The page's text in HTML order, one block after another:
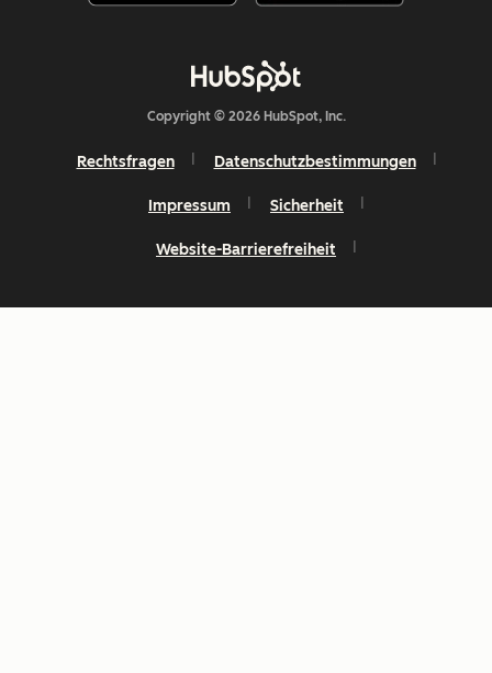
Copyright © 2026 HubSpot, Inc.
Rechtsfragen Datenschutzbestimmungen
Impressum Sicherheit
Website-Barrierefreiheit